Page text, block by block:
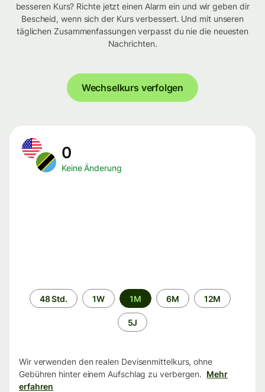
besseren Kurs? Richte jetzt einen Alarm ein und wir geben dir
Bescheid, wenn sich der Kurs verbessert. Und mit unseren
täglichen Zusammenfassungen verpasst du nie die neuesten
Nachrichten.
Wechselkurs verfolgen
0
Keine Änderung
Zeitraum
48 Std. 1W 1M 6M 12M
5J
Wir verwenden den realen Devisenmittelkurs, ohne
Gebühren hinter einem Aufschlag zu verbergen. Mehr
erfahren